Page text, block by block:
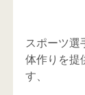
スポーツ選
体作りを提
す、